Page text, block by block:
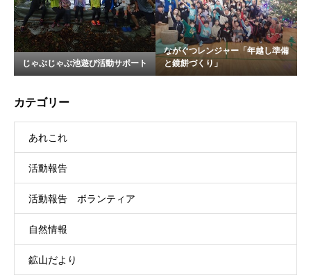
じゃぶじゃぶ池遊び活動サポート
ながぐつレンジャー「年越し準備
と鏡餅づくり」
カテゴリー
あれこれ
活動報告
活動報告 ボランティア
自然情報
鉱山だより